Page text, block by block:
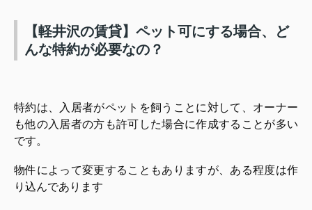
【軽井沢の賃貸】ペット可にする場合、ど
んな特約が必要なの？
特約は、入居者がペットを飼うことに対して、オーナー
も他の入居者の方も許可した場合に作成することが多い
です。
物件によって変更することもありますが、ある程度は作
り込んであります